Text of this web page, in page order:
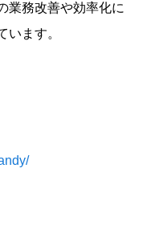
業務改善や効率化に
います。